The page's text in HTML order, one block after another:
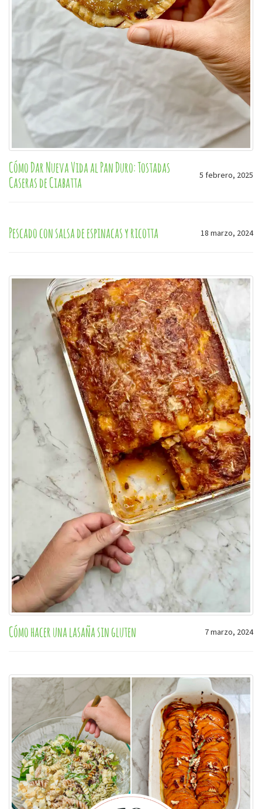
Cómo Dar Nueva Vida al Pan Duro: Tostadas
Caseras de Ciabatta
5 febrero, 2025
Pescado con salsa de espinacas y ricotta 18 marzo, 2024
Cómo hacer una lasaña sin gluten 7 marzo, 2024